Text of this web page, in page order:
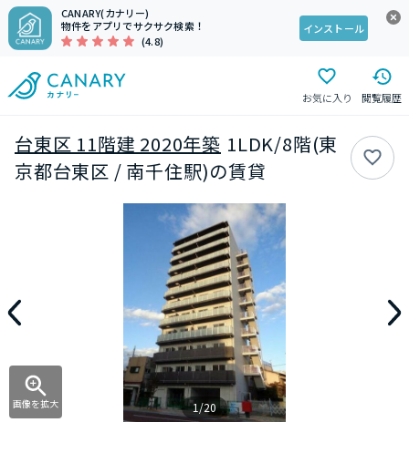
CANARY(カナリー)
物件をアプリでサクサク検索！
(4.8)
インストール
お気に入り 閲覧履歴
台東区 11階建 2020年築 1LDK/8階(東
京都台東区 / 南千住駅)の賃貸
画像を拡大 1/20